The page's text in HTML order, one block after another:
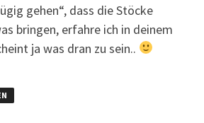
gehen“, dass die Stöcke
bringen, erfahre ich in deinem
ja was dran zu sein..